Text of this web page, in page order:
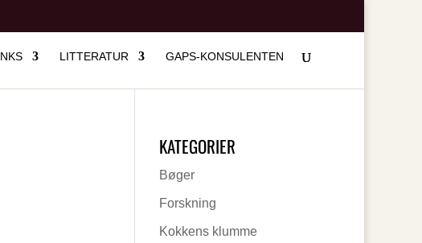
LITTERATUR GAPS-KONSULENTEN
KATEGORIER
Bøger
Forskning
Kokkens klumme